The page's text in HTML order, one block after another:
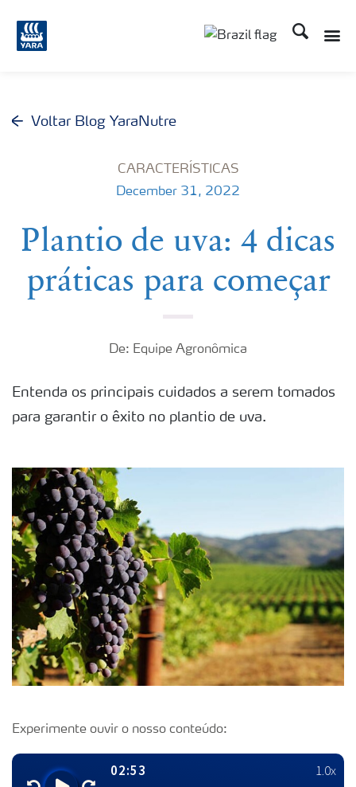
Busca
Voltar Blog YaraNutre
CARACTERÍSTICAS
December 31, 2022
Plantio de uva: 4 dicas
práticas para começar
De: Equipe Agronômica
Entenda os principais cuidados a serem tomados
para garantir o êxito no plantio de uva.
Experimente ouvir o nosso conteúdo: